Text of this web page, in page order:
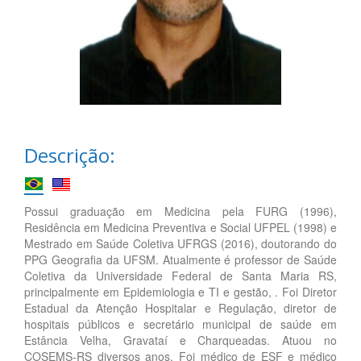
Descrição:
Possui graduação em Medicina pela FURG (1996),
Residência em Medicina Preventiva e Social UFPEL (1998) e
Mestrado em Saúde Coletiva UFRGS (2016), doutorando do
PPG Geografia da UFSM. Atualmente é professor de Saúde
Coletiva da Universidade Federal de Santa Maria RS,
principalmente em Epidemiologia e TI e gestão, . Foi Diretor
Estadual da Atenção Hospitalar e Regulação, diretor de
hospitais públicos e secretário municipal de saúde em
Estância Velha, Gravataí e Charqueadas. Atuou no
COSEMS-RS diversos anos. Foi médico de ESF e médico